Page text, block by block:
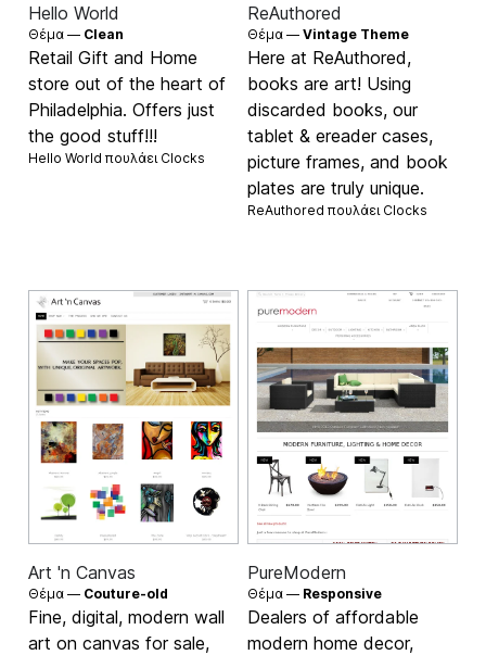
Hello World
Θέμα — Clean
Retail Gift and Home
store out of the heart of
Philadelphia. Offers just
the good stuff!!!
Hello World πουλάει Clocks
ReAuthored
Θέμα — Vintage Theme
Here at ReAuthored,
books are art! Using
discarded books, our
tablet & ereader cases,
picture frames, and book
plates are truly unique.
ReAuthored πουλάει Clocks
Art 'n Canvas
Θέμα — Couture-old
Fine, digital, modern wall
art on canvas for sale,
PureModern
Θέμα — Responsive
Dealers of affordable
modern home decor,